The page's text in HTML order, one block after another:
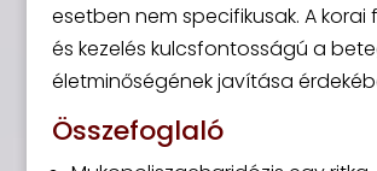
esetben nem specifikusak. A korai
és kezelés kulcsfontosságú a
életminőségének javítása
Összefoglaló